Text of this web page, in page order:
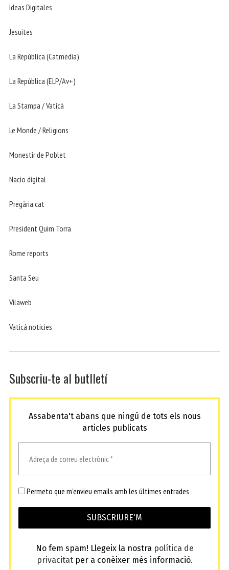
Ideas Digitales
Jesuites
La República (Catmedia)
La República (ELP/Av+)
La Stampa / Vaticà
Le Monde / Religions
Monestir de Poblet
Nacio digital
Pregària.cat
President Quim Torra
Rome reports
Santa Seu
Vilaweb
Vaticá noticies
Subscriu-te al butlletí
Assabenta't abans que ningú de tots els nous
articles publicats
Permeto que m'envieu emails amb les últimes entrades
No fem spam! Llegeix la nostra política de
privacitatper a conèixer més informació.